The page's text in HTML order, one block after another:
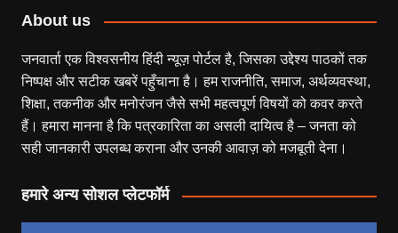
About us
जनवार्ता एक विश्वसनीय हिंदी न्यूज़ पोर्टल है, जिसका उद्देश्य पाठकों तक
निष्पक्ष और सटीक खबरें पहुँचाना है। हम राजनीति, समाज, अर्थव्यवस्था,
शिक्षा, तकनीक और मनोरंजन जैसे सभी महत्वपूर्ण विषयों को कवर करते
हैं। हमारा मानना है कि पत्रकारिता का असली दायित्व है – जनता को
सही जानकारी उपलब्ध कराना और उनकी आवाज़ को मजबूती देना।
हमारे अन्य सोशल प्लेटफॉर्म